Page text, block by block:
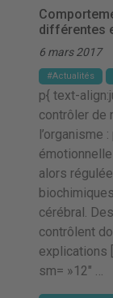
différentes
6 mars 2017
Actualités
p{ text-
contrôler de
l’organisme
alors
cérébral.
contrôlent
explications
sm= »12″ …